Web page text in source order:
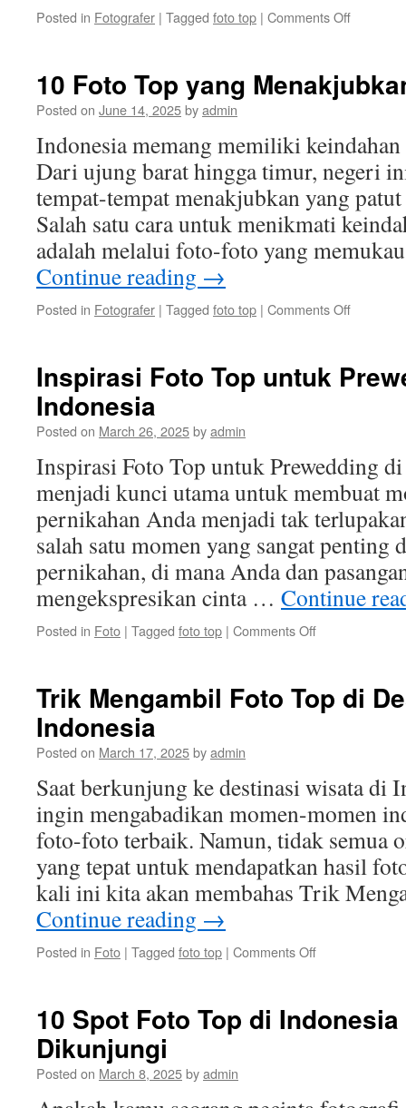
Posted in Fotografer | Tagged foto top | Comments Offon
dari
Indonesia
10 Foto Top yang
Posted on June 14, 2025byadmin
Indonesia memang memiliki
Dari ujung barat hingga timur, negeri
tempat-tempat menakjubkan yang
Salah satu cara untuk menikmati
adalah melalui foto-foto yang
Continue reading →
Posted in Fotografer | Tagged foto top | Comments Offon
yang
Inspirasi Foto Top untuk
Indonesia
Posted on March 26, 2025byadmin
Inspirasi Foto Top untuk Prewedding
menjadi kunci utama untuk membuat
pernikahan Anda menjadi tak
salah satu momen yang sangat penting
pernikahan, di mana Anda dan
mengekspresikan cinta … Continue
Posted in Foto | Tagged foto top | Comments Offon
untuk
Trik Mengambil Foto Top di
Indonesia
Posted on March 17, 2025byadmin
Saat berkunjung ke destinasi wisata di
ingin mengabadikan momen-momen
foto-foto terbaik. Namun, tidak semua
yang tepat untuk mendapatkan hasil
kali ini kita akan membahas Trik
Continue reading →
Posted in Foto | Tagged foto top | Comments Offon
Top
10 Spot Foto Top di
Dikunjungi
Posted on March 8, 2025byadmin